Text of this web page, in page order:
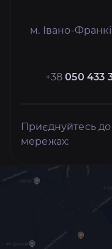
м. Івано-
+38050 433
Приєднуйтесь до
мережах: